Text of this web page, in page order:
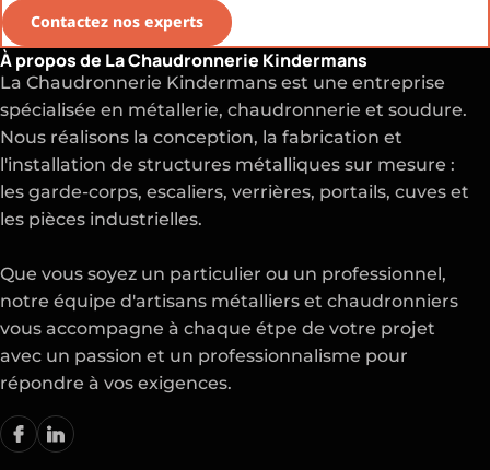
Contactez nos experts
À propos de La Chaudronnerie Kindermans
La Chaudronnerie Kindermans est une entreprise
spécialisée en métallerie, chaudronnerie et soudure.
Nous réalisons la conception, la fabrication et
l'installation de structures métalliques sur mesure :
les garde-corps, escaliers, verrières, portails, cuves et
les pièces industrielles.
Que vous soyez un particulier ou un professionnel,
notre équipe d'artisans métalliers et chaudronniers
vous accompagne à chaque étpe de votre projet
avec un passion et un professionnalisme pour
répondre à vos exigences.